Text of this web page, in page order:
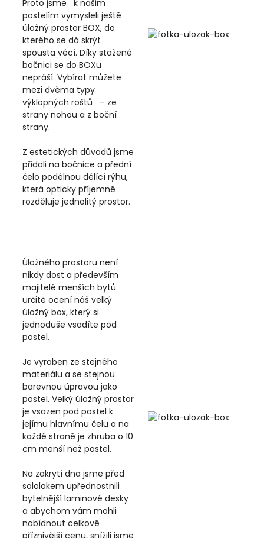
Proto jsme k našim
postelím vymysleli ještě
úložný prostor BOX, do
kterého se dá skrýt
spousta věcí. Díky stažené
bočnici se do BOXu
nepráší. Vybírat můžete
mezi dvěma typy
výklopných roštů – ze
strany nohou a z boční
strany.
Z estetických důvodů jsme
přidali na bočnice a přední
čelo podélnou dělící rýhu,
která opticky příjemně
rozděluje jednolitý prostor.
Úložného prostoru není
nikdy dost a především
majitelé menších bytů
určitě ocení náš velký
úložný box, který si
jednoduše vsadíte pod
postel.
Je vyroben ze stejného
materiálu a se stejnou
barevnou úpravou jako
postel. Velký úložný prostor
je vsazen pod postel k
jejímu hlavnímu čelu a na
každé straně je zhruba o 10
cm menší než postel.
Na zakrytí dna jsme před
sololakem upřednostnili
bytelnější laminové desky
a abychom vám mohli
nabídnout celkově